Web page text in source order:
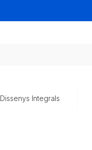
Dissenys Integrals